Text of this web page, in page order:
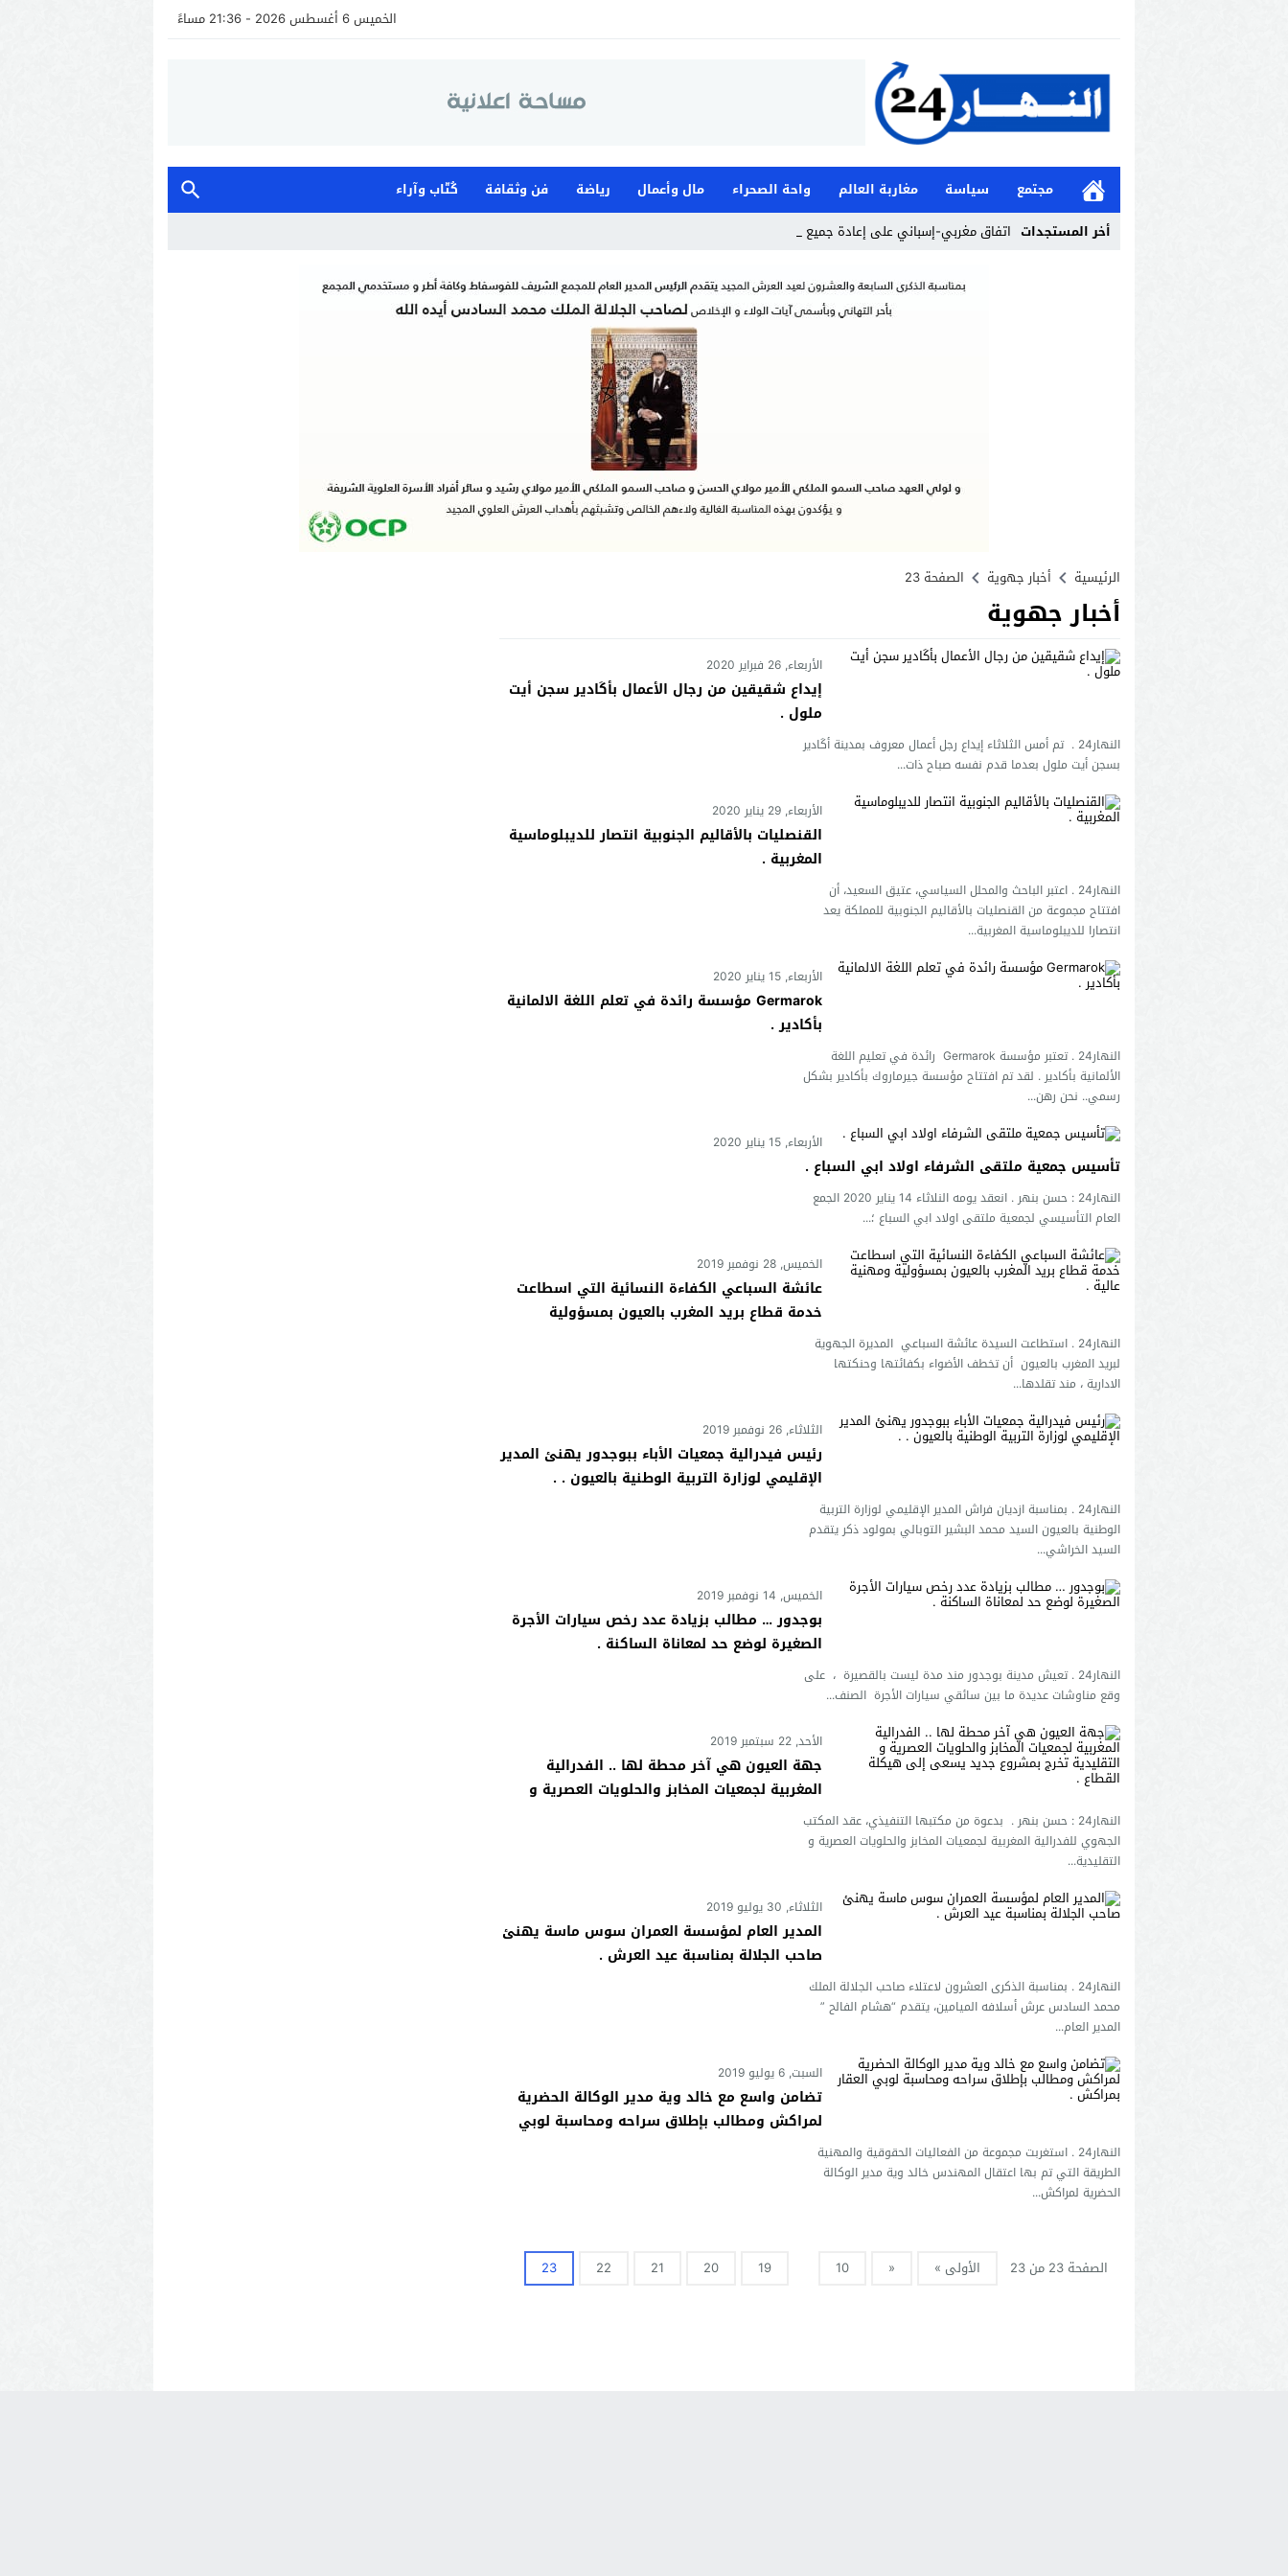
الخميس 6 أغسطس 2026 - 21:36 مساءً
مجتمع سياسة مغاربة العالم واحة الصحراء مال وأعمال رياضة فن وثقافة
كُتّاب وآراء
أخر المستجدات اتفاق مغربي-إسباني على إعادة جميع الوافدي _
الرئيسية أخبار جهوية الصفحة 23
أخبار جهوية
الأربعاء, 26 فبراير 2020
إيداع شقيقين من رجال الأعمال بأكَادير سجن أيت
ملول .
النهار24 . تم أمس الثلاثاء إيداع رجل أعمال معروف بمدينة أكَادير
بسجن أيت ملول بعدما قدم نفسه صباح ذات...
الأربعاء, 29 يناير 2020
القنصليات بالأقاليم الجنوبية انتصار للديبلوماسية
المغربية .
النهار24 . اعتبر الباحث والمحلل السياسي، عتيق السعيد، أن
افتتاح مجموعة من القنصليات بالأقاليم الجنوبية للمملكة يعد
انتصارا للديبلوماسية المغربية...
الأربعاء, 15 يناير 2020
Germarok مؤسسة رائدة في تعلم اللغة الالمانية
بأكادير .
النهار24 . تعتبر مؤسسة Germarok رائدة في تعليم اللغة
الألمانية بأكادير . لقد تم افتتاح مؤسسة جيرماروك بأكادير بشكل
رسمي.. نحن رهن...
الأربعاء, 15 يناير 2020
تأسيس جمعية ملتقى الشرفاء اولاد ابي السباع .
النهار24 : حسن بنهر . انعقد يومه النلاثاء 14 يناير 2020 الجمع
العام التأسيسي لجمعية ملتقى اولاد ابي السباع ؛...
الخميس, 28 نوفمبر 2019
عائشة السباعي الكفاءة النسائية التي اسطاعت
خدمة قطاع بريد المغرب بالعيون بمسؤولية
ومهنية عالية .النهار24 . استطاعت السيدة عائشة السباعي المديرة الجهوية
لبريد المغرب بالعيون أن تخطف الأضواء بكفائتها وحنكتها
الادارية ، مند تقلدها...
الثلاثاء, 26 نوفمبر 2019
رئيس فيدرالية جمعيات الأباء ببوجدور يهنئ المدير
الإقليمي لوزارة التربية الوطنية بالعيون . .
النهار24 . بمناسبة ازديان فراش المدير الإقليمي لوزارة التربية
الوطنية بالعيون السيد محمد البشير التوبالي بمولود ذكر يتقدم
السيد الخراشي...
الخميس, 14 نوفمبر 2019
بوجدور … مطالب بزيادة عدد رخص سيارات الأجرة
الصغيرة لوضع حد لمعاناة الساكنة .
النهار24 . تعيش مدينة بوجدور مند مدة ليست بالقصيرة ، على
وقع مناوشات عديدة ما بين سائقي سيارات الأجرة الصنف...
الأحد, 22 سبتمبر 2019
جهة العيون هي آخر محطة لها .. الفدرالية
المغربية لجمعيات المخابز والحلويات العصرية و
التقليدية تخرج بمشروع جديد يسعى إلى هيكلة
القطاع .
النهار24 : حسن بنهر . بدعوة من مكتبها التنفيذي، عقد المكتب
الجهوي للفدرالية المغربية لجمعيات المخابز والحلويات العصرية و
التقليدية...
الثلاثاء, 30 يوليو 2019
المدير العام لمؤسسة العمران سوس ماسة يهنئ
صاحب الجلالة بمناسبة عيد العرش .
النهار24 . بمناسبة الذكرى العشرون لاعتلاء صاحب الجلالة الملك
محمد السادس عرش أسلافه الميامين، يتقدم “هشام الفالح ”
المدير العام...
السبت, 6 يوليو 2019
تضامن واسع مع خالد وية مدير الوكالة الحضرية
لمراكش ومطالب بإطلاق سراحه ومحاسبة لوبي
العقار بمراكش .النهار24 . استغربت مجموعة من الفعاليات الحقوقية والمهنية
الطريقة التي تم بها اعتقال المهندس خالد وية مدير الوكالة
الحضرية لمراكش...
الصفحة 23 من 23 الأولى » «
10
19
20
21
22
23